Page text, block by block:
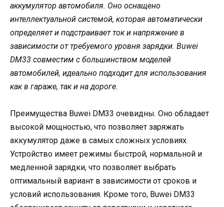
аккумулятор автомобиля. Оно оснащено
интеллектуальной системой, которая автоматически
определяет и подстраивает ток и напряжение в
зависимости от требуемого уровня зарядки. Buwei
DM33 совместим с большинством моделей
автомобилей, идеально подходит для использования
как в гараже, так и на дороге.
Преимущества Buwei DM33 очевидны. Оно обладает
высокой мощностью, что позволяет заряжать
аккумулятор даже в самых сложных условиях.
Устройство имеет режимы быстрой, нормальной и
медленной зарядки, что позволяет выбрать
оптимальный вариант в зависимости от сроков и
условий использования. Кроме того, Buwei DM33